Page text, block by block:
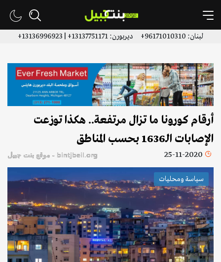
لبنان: 96171010310+ ديربورن: 13137751171+ | 13136996923+
أرقام كورونا ما تزال مرتفعة.. هكذا توزعت
الإصابات الـ1636 بحسب المناطق
25-11-2020 bintjbeil.org - موقع بنت جبيل
سياسة ومحليات